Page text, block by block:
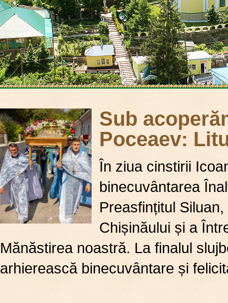
Sub
Poceaev:
În ziua cinstirii
binecuvântarea
Preasfințitul
Chișinăului și a
Mănăstirea noastră. ​La finalul
arhierească binecuvântare și